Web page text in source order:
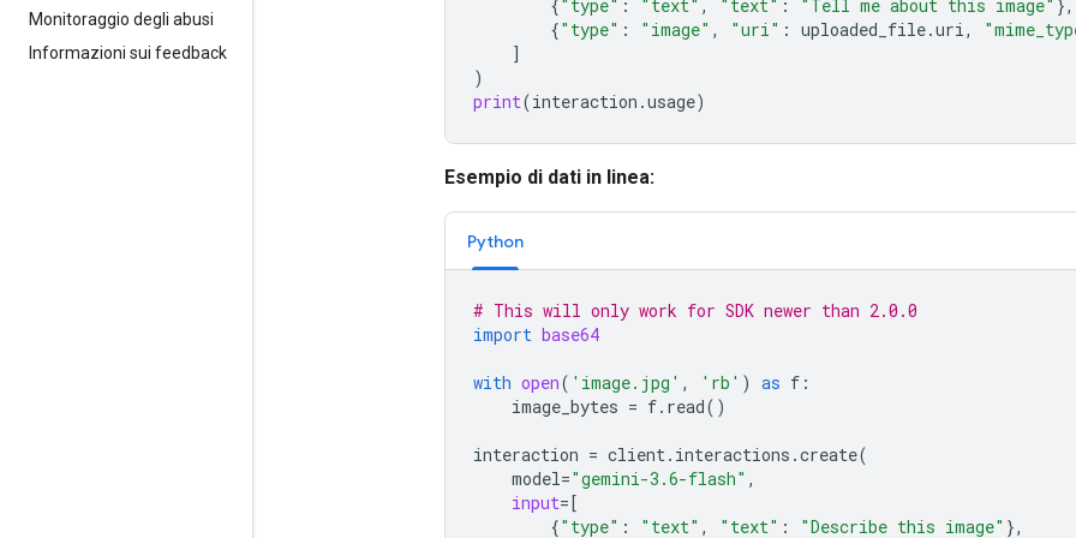
Monitoraggio degli abusi
Informazioni sui feedback
{"type" : "text" , "text" : "Tell me about this image" },
{"type" : "image" , "uri" : uploaded_file.uri,
]
)
print(interaction .usage)
Esempio di dati in linea:
Python
# This will only work for SDK newer than 2.0.0
import base64
with open( 'image.jpg' , 'rb' ) as f :
image_bytes = f. read()
interaction = client. interactions .create(
model="gemini-3.6-flash" ,
input=[
{"type" : "text" , "text" : "Describe this image" },